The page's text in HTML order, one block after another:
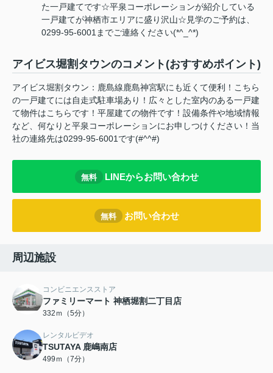
た一戸建てです☆平泉コーポレーションが紹介している
一戸建てが神栖市エリアに盛り沢山☆見学のご予約は、
0299-95-6001までご連絡ください(*^_^*)
アイビス堀割タウンのコメント(おすすめポイント)
アイビス堀割タウン：鹿島線鹿島神宮駅にも近くて便利！こちら
の一戸建てには自走式駐車場あり！広々とした室内のある一戸建
て物件はこちらです！平屋建ての物件です！設備条件や地域情報
など、何なりと平泉コーポレーションにお申しつけください！当
社の連絡先は0299-95-6001です(#^^#)
無料 LINEからお問い合わせ
無料 お問い合わせ
周辺施設
コンビニエンスストア
ファミリーマート 神栖堀割二丁目店
332ｍ（5分）
レンタルビデオ
TSUTAYA 鹿嶋南店
499ｍ（7分）